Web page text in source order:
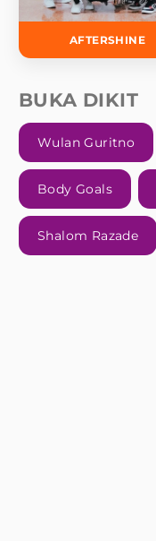
AFTERSHINE
BUKA DIKIT
Wulan Guritno
Body Goals
Shalom Razade